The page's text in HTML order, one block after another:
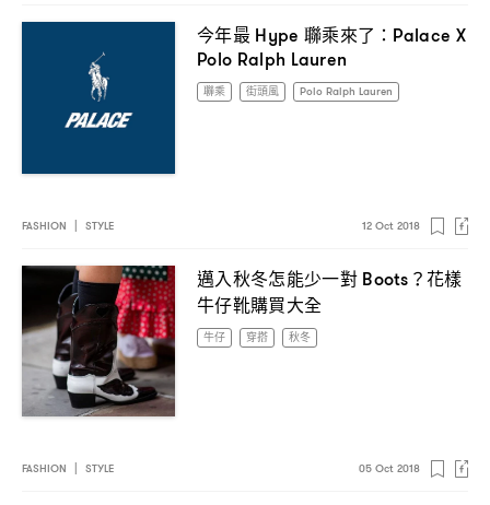
今年最Hype 聯乘來了 ：Palace X
Polo Ralph Lauren
聯乘 街頭風 Polo Ralph Lauren
FASHION STYLE 12 Oct 2018
邁入秋冬怎能少一對Boots？花樣
牛仔靴購買大全
牛仔 穿搭 秋冬
FASHION | STYLE 05 Oct 2018